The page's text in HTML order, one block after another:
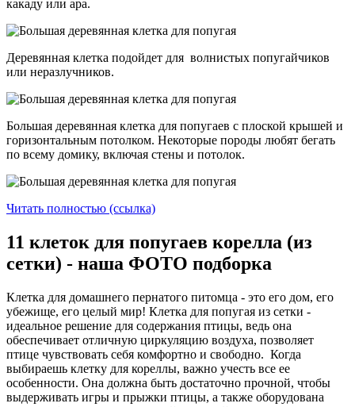
какаду или ара.
Деревянная клетка подойдет для волнистых попугайчиков
или неразлучников.
Большая деревянная клетка для попугаев с плоской крышей и
горизонтальным потолком. Некоторые породы любят бегать
по всему домику, включая стены и потолок.
Читать полностью (ссылка)
11 клеток для попугаев корелла (из
сетки) - наша ФОТО подборка
Клетка для домашнего пернатого питомца - это его дом, его
убежище, его целый мир! Клетка для попугая из сетки -
идеальное решение для содержания птицы, ведь она
обеспечивает отличную циркуляцию воздуха, позволяет
птице чувствовать себя комфортно и свободно. Когда
выбираешь клетку для кореллы, важно учесть все ее
особенности. Она должна быть достаточно прочной, чтобы
выдерживать игры и прыжки птицы, а также оборудована